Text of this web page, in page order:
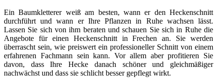
Ein Baumkletterer weiß am besten, wann er den Heckenschnitt
durchführt und wann er Ihre Pflanzen in Ruhe wachsen lässt.
Lassen Sie sich von ihm beraten und schauen Sie sich in Ruhe die
Angebote für einen Heckenschnitt in Frechen an. Sie werden
überrascht sein, wie preiswert ein professioneller Schnitt von einem
erfahrenen Fachmann sein kann. Vor allem aber profitieren Sie
davon, dass Ihre Hecke danach schöner und gleichmäßiger
nachwächst und dass sie schlicht besser gepflegt wirkt.